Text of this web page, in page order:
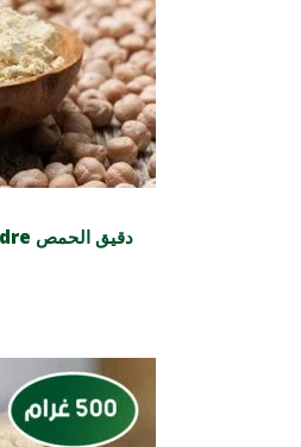
Pois chiche en poudre دقيق الحمص